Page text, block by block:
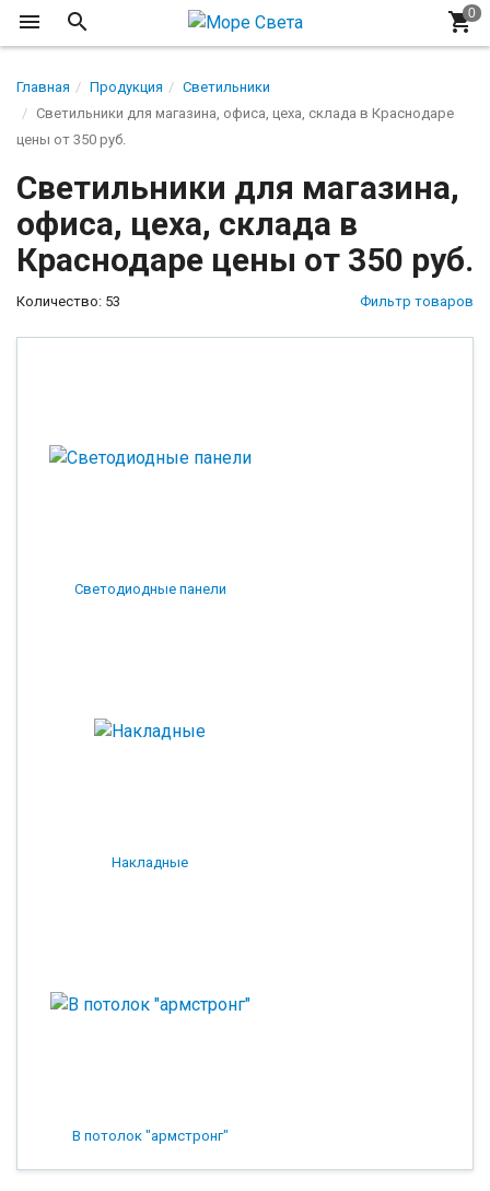
Главная Продукция
Светильники
Светильники для магазина, офиса, цеха, склада в Краснодаре
цены от 350 руб.
Светильники для магазина,
офиса, цеха, склада в
Краснодаре цены от 350 руб.
Количество: 53 Фильтр товаров
Светодиодные панели
Накладные
В потолок "армстронг"